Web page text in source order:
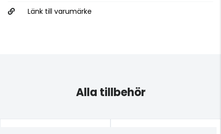
Länk till varumärke
Alla tillbehör